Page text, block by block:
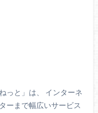
っと」は、 インターネ
ーまで幅広いサービス